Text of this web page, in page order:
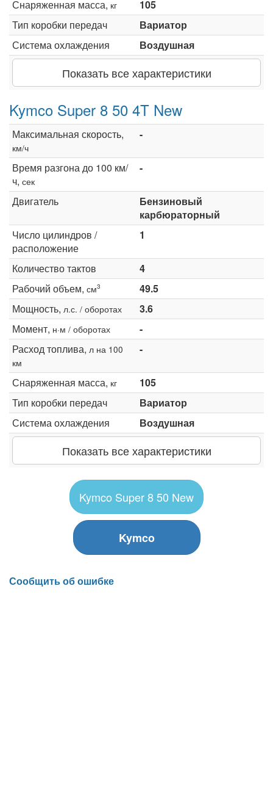
Снаряженная масса, кг
105
Тип коробки передач
Вариатор
Система охлаждения
Воздушная
Показать все характеристики
Kymco Super 8 50 4T New
Максимальная скорость,
км/ч
-
Время разгона до 100 км/
ч, сек
-
Двигатель
Бензиновый
карбюраторный
Число цилиндров /
расположение
1
Количество тактов
4
Рабочий объем, см3
49.5
Мощность, л.с. / оборотах
3.6
Момент, н·м / оборотах
-
Расход топлива, л на 100
км
-
Снаряженная масса, кг
105
Тип коробки передач
Вариатор
Система охлаждения
Воздушная
Показать все характеристики
Kymco Super 8 50 New
Kymco
Сообщить об ошибке